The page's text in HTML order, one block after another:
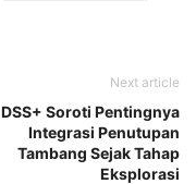
Next article
DSS+ Soroti Pentingnya
Integrasi Penutupan
Tambang Sejak Tahap
Eksplorasi